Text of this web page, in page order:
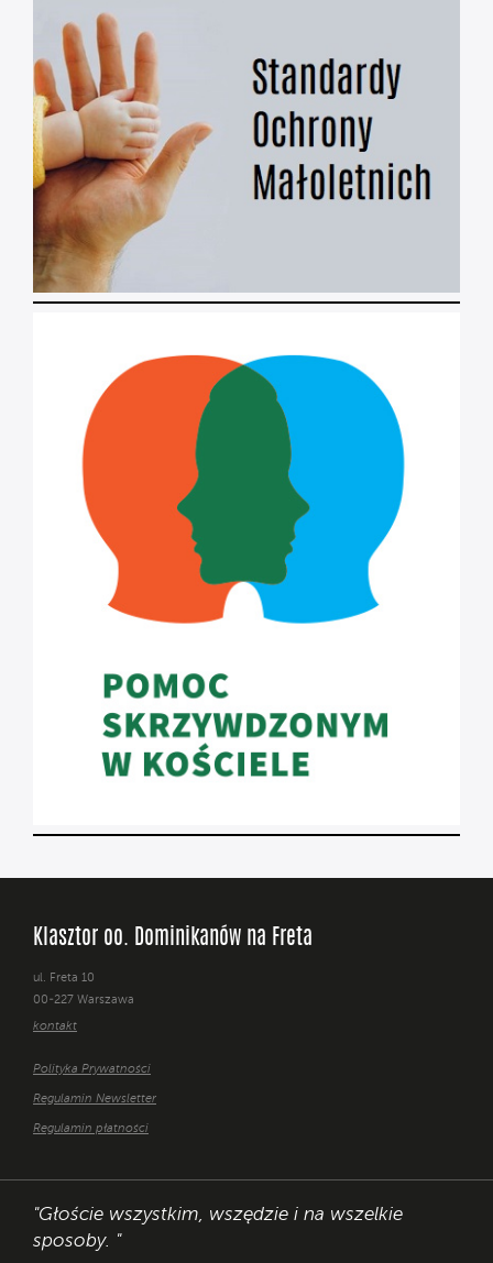
Klasztor oo. Dominikanów na Freta
ul. Freta 10
00-227 Warszawa
kontakt
Polityka Prywatności
Regulamin Newsletter
Regulamin płatności
"Głoście wszystkim, wszędzie i na wszelkie
sposoby. "